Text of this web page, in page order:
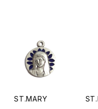
ST.MARY